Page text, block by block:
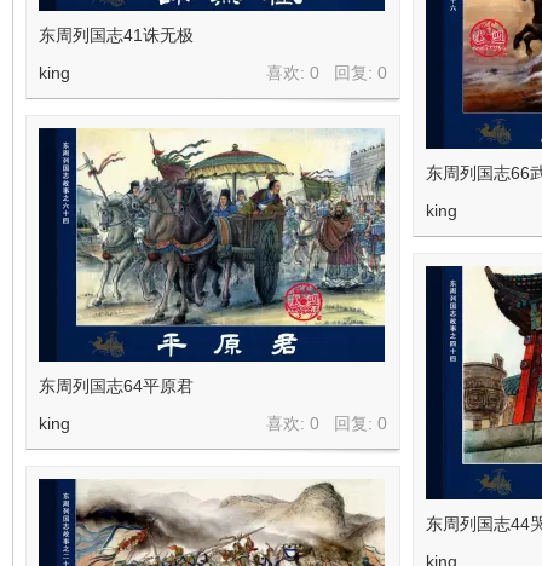
东周列国志41诛无极
喜欢: 0 回复: 0
king
东周列国志66
king
东周列国志64平原君
喜欢: 0 回复: 0
king
东周列国志44
king